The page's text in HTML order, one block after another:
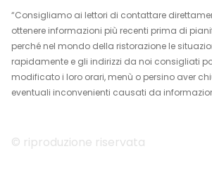
“Consigliamo ai lettori di contattare
ottenere informazioni più recenti prima di
perché nel mondo della ristorazione le
rapidamente e gli indirizzi da noi consigliati
modificato i loro orari, menù o persino aver
eventuali inconvenienti causati da
© riproduzione riservata